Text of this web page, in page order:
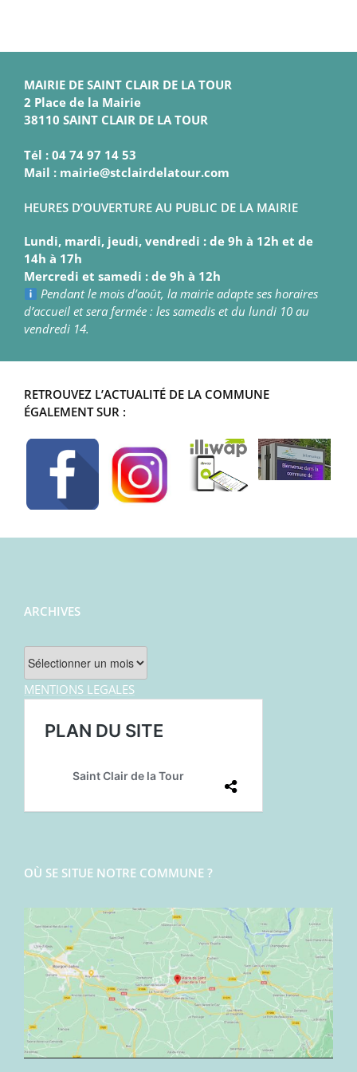
MAIRIE DE SAINT CLAIR DE LA TOUR
2 Place de la Mairie
38110 SAINT CLAIR DE LA TOUR
Tél : 04 74 97 14 53
Mail : mairie@stclairdelatour.com
HEURES D’OUVERTURE AU PUBLIC DE LA MAIRIE
Lundi, mardi, jeudi, vendredi : de 9h à 12h et de
14h à 17h
Mercredi et samedi : de 9h à 12h
Pendant le mois d’août, la mairie adapte ses horaires
d’accueil et sera fermée : les samedis et du lundi 10 au
vendredi 14.
RETROUVEZ L’ACTUALITÉ DE LA COMMUNE
ÉGALEMENT SUR :
ARCHIVES
Archives
MENTIONS LEGALES
OÙ SE SITUE NOTRE COMMUNE ?